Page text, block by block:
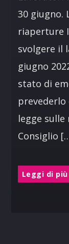
30 giugno.
riaperture
svolgere il
giugno
stato di
prevederlo
legge
Consiglio
Leggi di più